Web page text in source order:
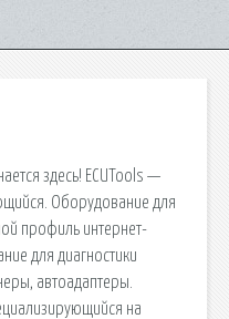
здесь! ECUTools —
Оборудование для
профиль интернет-
для диагностики
автоадаптеры.
на